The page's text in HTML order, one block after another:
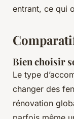
entrant, ce qui
Bien choisir
Le type
changer des
rénovation